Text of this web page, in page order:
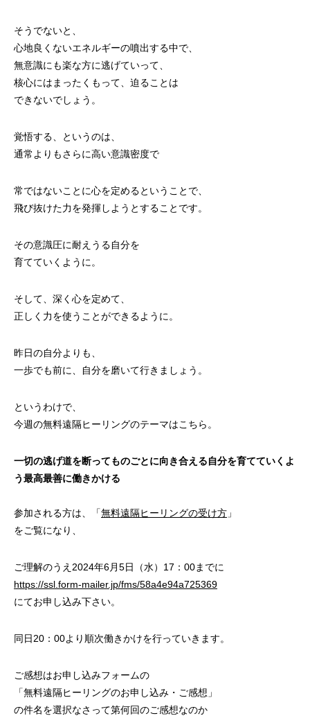
そうでないと、
心地良くないエネルギーの噴出する中で、
無意識にも楽な方に逃げていって、
核心にはまったくもって、迫ることは
できないでしょう。
覚悟する、というのは、
通常よりもさらに高い意識密度で
常ではないことに心を定めるということで、
飛び抜けた力を発揮しようとすることです。
その意識圧に耐えうる自分を
育てていくように。
そして、深く心を定めて、
正しく力を使うことができるように。
昨日の自分よりも、
一歩でも前に、自分を磨いて行きましょう。
というわけで、
今週の無料遠隔ヒーリングのテーマはこちら。
一切の逃げ道を断ってものごとに向き合える自分を育てていくよ
う最高最善に働きかける
参加される方は、「無料遠隔ヒーリングの受け方 」
をご覧になり、
ご理解のうえ2024年6月5日（水）17：00までに
https://ssl.form-mailer.jp/fms/58a4e94a725369
にてお申し込み下さい。
同日20：00より順次働きかけを行っていきます。
ご感想はお申し込みフォームの
「無料遠隔ヒーリングのお申し込み・ご感想」
の件名を選択なさって第何回のご感想なのか